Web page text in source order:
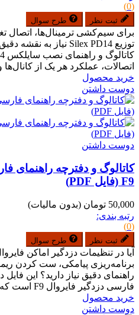
(0)
ثبت نظر طرح سوال
برای سیم‌کشی ترمینال‌ها، اتصال
اتصالات، عملکرد هر یک از کانال‌ها
خرید محصول
دوست داشتن
دوست داشتن
کاتالوگ و دفترچه راهنمای
F9 (فایل PDF)
50,000 تومان
(بدون مالیات)
رتبه بندی:
(0)
ثبت نظر طرح سوال
برنامه‌ریزی پیامکی، ست کردن
راهنمای دقیق نیاز دارید؟ این
فارسی دزدگیر فایروال F9 است که...
خرید محصول
دوست داشتن